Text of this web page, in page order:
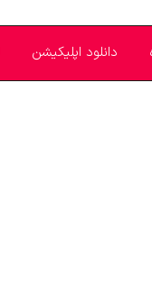
دانلود اپلیکیشن